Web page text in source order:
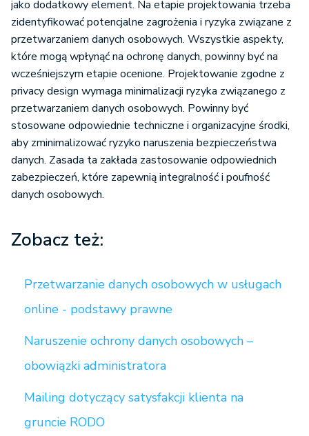
jako dodatkowy element. Na etapie projektowania trzeba
zidentyfikować potencjalne zagrożenia i ryzyka związane z
przetwarzaniem danych osobowych. Wszystkie aspekty,
które mogą wpłynąć na ochronę danych, powinny być na
wcześniejszym etapie ocenione. Projektowanie zgodne z
privacy design wymaga minimalizacji ryzyka związanego z
przetwarzaniem danych osobowych. Powinny być
stosowane odpowiednie techniczne i organizacyjne środki,
aby zminimalizować ryzyko naruszenia bezpieczeństwa
danych. Zasada ta zakłada zastosowanie odpowiednich
zabezpieczeń, które zapewnią integralność i poufność
danych osobowych.
Zobacz też:
Przetwarzanie danych osobowych w usługach
online - podstawy prawne
Naruszenie ochrony danych osobowych –
obowiązki administratora
Mailing dotyczący satysfakcji klienta na
gruncie RODO